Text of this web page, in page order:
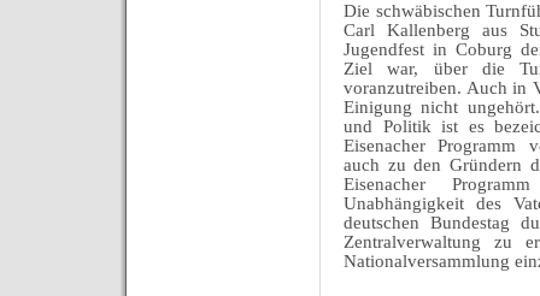
Die schwäbischen
Carl Kallenberg aus
Jugendfest in Coburg
Ziel war, über die
voranzutreiben. Auch in
Einigung nicht
und Politik ist es
Eisenacher Programm
auch zu den Gründern
Eisenacher
Unabhängigkeit des
deutschen Bundestag
Zentralverwaltung zu
Nationalversammlung